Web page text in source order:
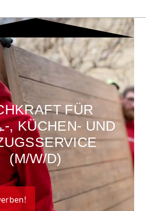
FÜR
, KÜCHEN- UND
(M/W/D)